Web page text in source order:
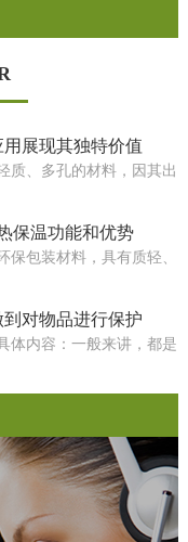
展现其独特价值
质、多孔的材料，因其出
保温功能和优势
保包装材料，具有质轻、
对物品进行保护
体内容：一般来讲，都是